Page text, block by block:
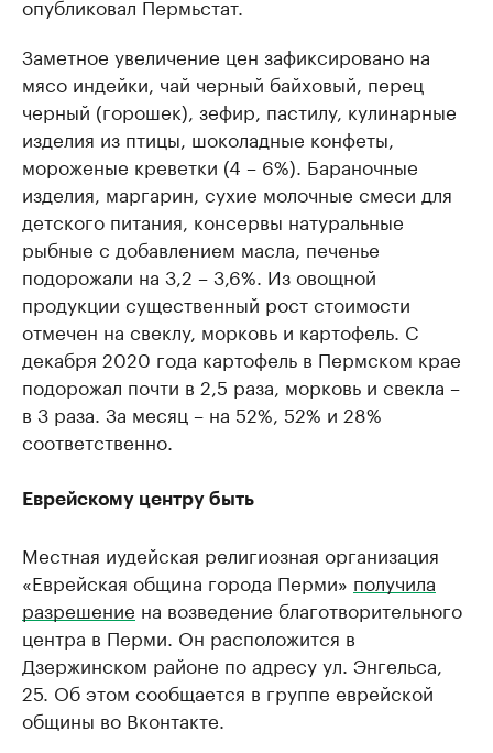
опубликовал Пермьстат.
Заметное увеличение цен зафиксировано на
мясо индейки, чай черный байховый, перец
черный (горошек), зефир, пастилу, кулинарные
изделия из птицы, шоколадные конфеты,
мороженые креветки (4 – 6%). Бараночные
изделия, маргарин, сухие молочные смеси для
детского питания, консервы натуральные
рыбные с добавлением масла, печенье
подорожали на 3,2 – 3,6%. Из овощной
продукции существенный рост стоимости
отмечен на свеклу, морковь и картофель. С
декабря 2020 года картофель в Пермском крае
подорожал почти в 2,5 раза, морковь и свекла –
в 3 раза. За месяц – на 52%, 52% и 28%
соответственно.
Еврейскому центру быть
Местная иудейская религиозная организация
«Еврейская община города Перми» получила
разрешение на возведение благотворительного
центра в Перми. Он расположится в
Дзержинском районе по адресу ул. Энгельса,
25. Об этом сообщается в группе еврейской
общины во Вконтакте.